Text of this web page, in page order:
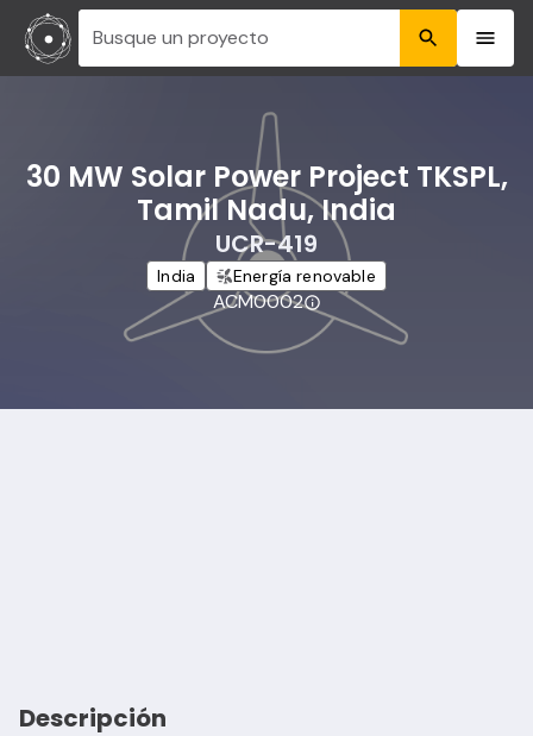
30 MW Solar Power Project TKSPL,
Tamil Nadu, India
UCR-419
India Energía renovable
ACM0002
Descripción